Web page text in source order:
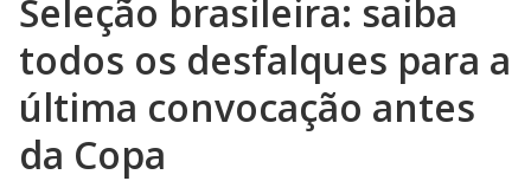
Seleção brasileira: saiba
todos os desfalques para a
última convocação antes
da Copa